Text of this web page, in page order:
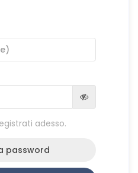
adesso.
password